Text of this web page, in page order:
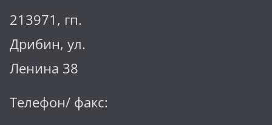
213971, гп.
Дрибин, ул.
Ленина 38
Телефон/ факс: